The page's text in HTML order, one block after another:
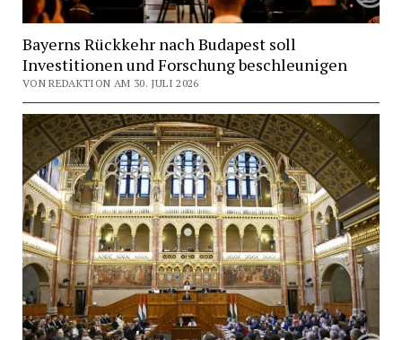
Bayerns Rückkehr nach Budapest soll
Investitionen und Forschung beschleunigen
VON REDAKTION AM 30. JULI 2026